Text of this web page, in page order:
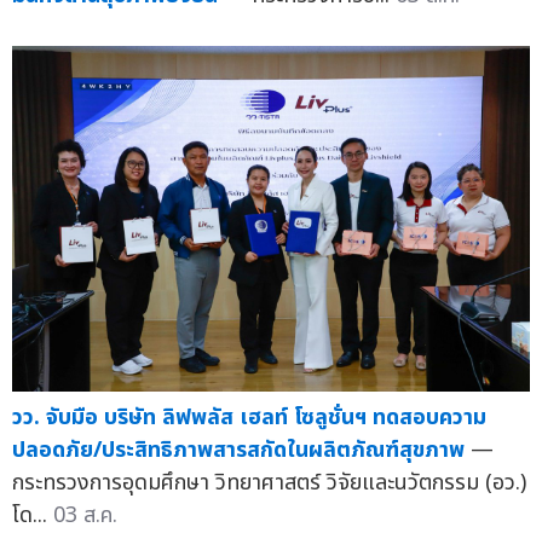
วว. จับมือ บริษัท ลิฟพลัส เฮลท์ โซลูชั่นฯ ทดสอบความ
ปลอดภัย/ประสิทธิภาพสารสกัดในผลิตภัณฑ์สุขภาพ —
กระทรวงการอุดมศึกษา วิทยาศาสตร์ วิจัยและนวัตกรรม (อว.)
โด... 03 ส.ค.